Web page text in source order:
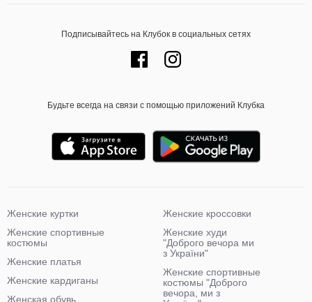
Подписывайтесь на Клубок в социальных сетях
Будьте всегда на связи с помощью приложений Клубка
Женские куртки
Женские спортивные
костюмы
Женские платья
Женские кардиганы
Женская обувь
Женские кроссовки
Женские худи
"Доброго вечора ми
з України"
Женские спортивные
костюмы "Доброго
вечора, ми з